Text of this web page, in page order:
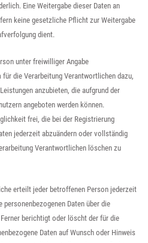
Eine Weitergabe dieser Daten an
keine gesetzliche Pflicht zur Weitergabe
dient.
unter freiwilliger Angabe
die Verarbeitung Verantwortlichen dazu,
anzubieten, die aufgrund der
angeboten werden können.
frei, die bei der Registrierung
jederzeit abzuändern oder vollständig
Verantwortlichen löschen zu
erteilt jeder betroffenen Person jederzeit
Daten über die
berichtigt oder löscht der für die
Daten auf Wunsch oder Hinweis